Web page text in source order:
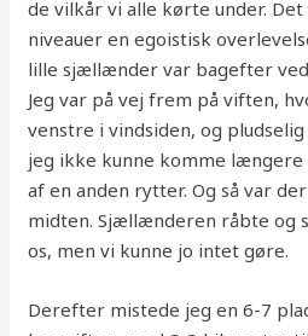
de vilkår vi alle kørte under. Det
niveauer en egoistisk
lille sjællænder var bagefter
Jeg var på vej frem på viften,
venstre i vindsiden, og
jeg ikke kunne komme længere
af en anden rytter. Og så var
midten. Sjællænderen råbte og
os, men vi kunne jo intet gøre.
Derefter mistede jeg en 6-7